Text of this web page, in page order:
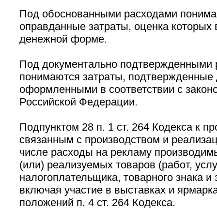
Под обоснованными расходами
оправданные затраты, оценка
денежной форме.
Под документально подтвержденными
понимаются затраты, подтвержденные
оформленными в соответствии с
Российской Федерации.
Подпунктом 28 п. 1 ст. 264 Кодекса к
связанным с производством и
числе расходы на рекламу
(или) реализуемых товаров (работ,
налогоплательщика, товарного знака
включая участие в выставках и
положений п. 4 ст. 264 Кодекса.